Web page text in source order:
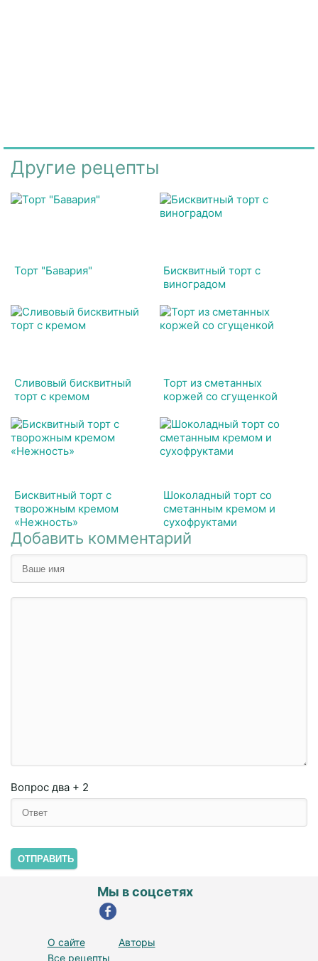
Другие рецепты
Торт "Бавария"
Бисквитный торт с
виноградом
Сливовый бисквитный
торт с кремом
Торт из сметанных
коржей со сгущенкой
Бисквитный торт с
творожным кремом
«Нежность»
Шоколадный торт со
сметанным кремом и
сухофруктами
Добавить комментарий
Вопрос два + 2
ОТПРАВИТЬ
О сайте
Авторы
Все рецепты
Мы в соцсетях